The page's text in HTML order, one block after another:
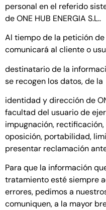
personal en el referido
de ONE HUB ENERGIA S.L..
Al tiempo de la petición
comunicará al cliente o
destinatario de la
se recogen los datos, de la
identidad y dirección de
facultad del usuario de
impugnación,
oposición, portabilidad,
presentar reclamación
Para que la información
tratamiento esté siempre
errores, pedimos a
comuniquen, a la mayor